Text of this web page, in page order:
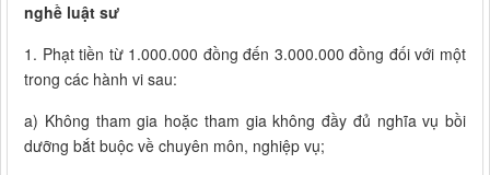
nghề luật sư
1. Phạt tiền từ 1.000.000 đồng đến 3.000.000 đồng đối với một
trong các hành vi sau:
a) Không tham gia hoặc tham gia không đầy đủ nghĩa vụ bồi
dưỡng bắt buộc về chuyên môn, nghiệp vụ;